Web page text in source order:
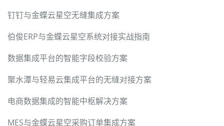
钉钉与金蝶云星空无缝集成方案
伯俊ERP与金蝶云星空系统对接实战指南
数据集成平台的智能字段校验方案
聚水潭与轻易云集成平台的无缝对接方案
电商数据集成的智能中枢解决方案
MES与金蝶云星空采购订单集成方案